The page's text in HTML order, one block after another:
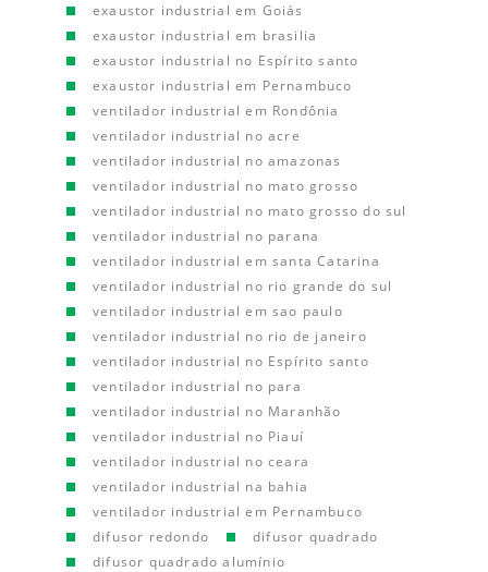
exaustor industrial em Goiás
exaustor industrial em brasilia
exaustor industrial no Espírito santo
exaustor industrial em Pernambuco
ventilador industrial em Rondônia
ventilador industrial no acre
ventilador industrial no amazonas
ventilador industrial no mato grosso
ventilador industrial no mato grosso do sul
ventilador industrial no parana
ventilador industrial em santa Catarina
ventilador industrial no rio grande do sul
ventilador industrial em sao paulo
ventilador industrial no rio de janeiro
ventilador industrial no Espírito santo
ventilador industrial no para
ventilador industrial no Maranhão
ventilador industrial no Piauí
ventilador industrial no ceara
ventilador industrial na bahia
ventilador industrial em Pernambuco
difusor redondo
difusor quadrado
difusor quadrado alumínio